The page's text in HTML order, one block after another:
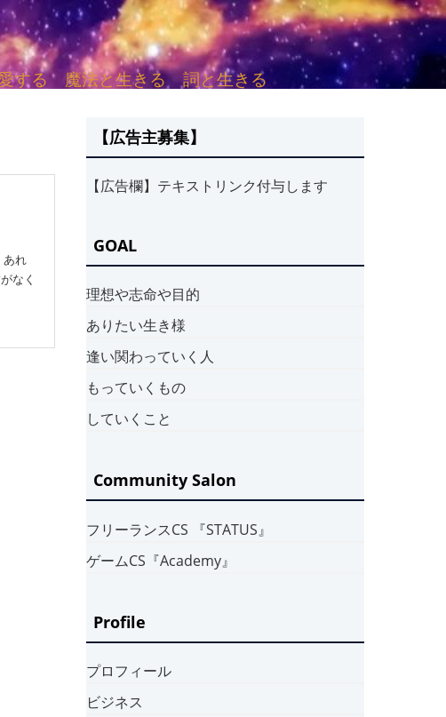
と愛する 魔法と生きる 詞と生きる
あれ
なく
【広告主募集】
【広告欄】テキストリンク付与します
GOAL
理想や志命や目的
ありたい生き様
逢い関わっていく人
もっていくもの
していくこと
Community Salon
フリーランスCS 『STATUS』
ゲームCS『Academy』
Profile
プロフィール
ビジネス